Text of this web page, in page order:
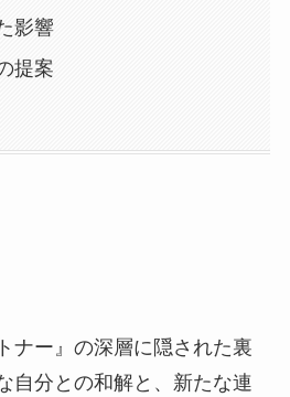
影響
提案
ナー』の深層に隠された裏
自分との和解と、新たな連